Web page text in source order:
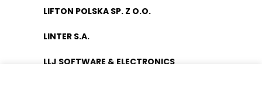
LIFTON POLSKA SP. Z O.O.
LINTER S.A.
LLJ SOFTWARE & ELECTRONICS